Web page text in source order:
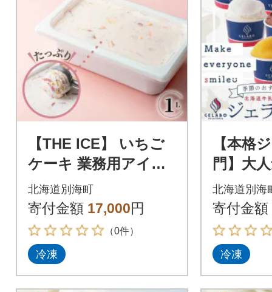
【THE ICE】 いちご
ケーキ 業務用アイス
1L ファミリーサイズ
【別海町産生乳使用】
北海道別海町
寄付金額 17,000円
（0件）
冷凍
【本格
門】大
道 ジェ
10個 ギ
リーム
北海道別海
寄付金額
冷凍